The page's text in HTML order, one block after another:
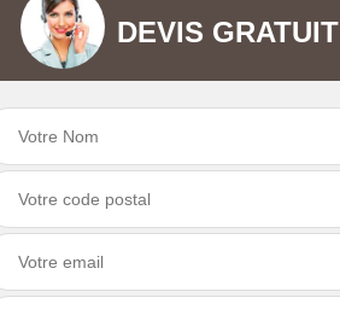
Ramonage de
chaudière 13
DEVIS GRATUIT